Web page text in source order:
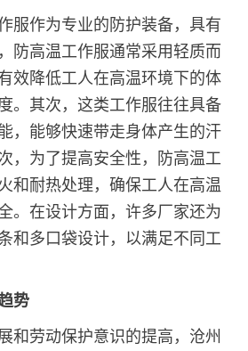
服作为专业的防护装备，具有
防高温工作服通常采用轻质而
效降低工人在高温环境下的体
。其次，这类工作服往往具备
，能够快速带走身体产生的汗
，为了提高安全性，防高温工
和耐热处理，确保工人在高温
。在设计方面，许多厂家还为
和多口袋设计，以满足不同工
势
和劳动保护意识的提高，沧州